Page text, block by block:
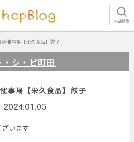
店舗検索
定催事場【栄久食品】餃子
・シ・ピ町田
事場【栄久食品】餃子
2024.01.05
います